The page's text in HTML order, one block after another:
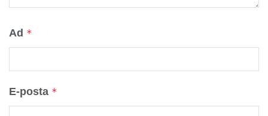
Ad *
E-posta *